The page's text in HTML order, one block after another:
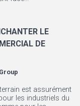
LE
DE
est assurément
les industriels du